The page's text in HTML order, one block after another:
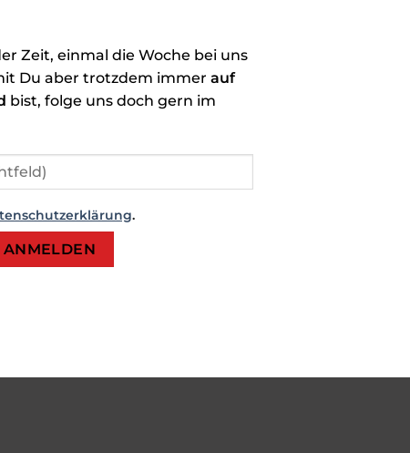
Zeit, einmal die Woche bei uns
Du aber trotzdem immer auf
bist, folge uns doch gern im
.